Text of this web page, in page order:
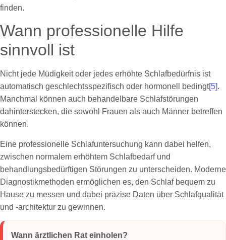
finden.
Wann professionelle Hilfe
sinnvoll ist
Nicht jede Müdigkeit oder jedes erhöhte Schlafbedürfnis ist
automatisch geschlechtsspezifisch oder hormonell bedingt[5].
Manchmal können auch behandelbare Schlafstörungen
dahinterstecken, die sowohl Frauen als auch Männer betreffen
können.
Eine professionelle Schlafuntersuchung kann dabei helfen,
zwischen normalem erhöhtem Schlafbedarf und
behandlungsbedürftigen Störungen zu unterscheiden. Moderne
Diagnostikmethoden ermöglichen es, den Schlaf bequem zu
Hause zu messen und dabei präzise Daten über Schlafqualität
und -architektur zu gewinnen.
Wann ärztlichen Rat einholen?